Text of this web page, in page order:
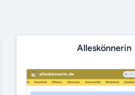
Alleskönnerin